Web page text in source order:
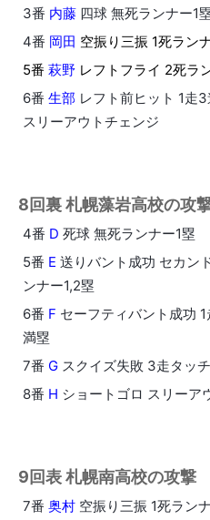
3番 内藤 四球 無死ランナー1
4番 岡田 空振り三振 1死ラン
5番 萩野 レフトフライ 2死ラ
6番 生部 レフト前ヒット 1走
スリーアウトチェンジ
8回裏 札幌藻岩高校の攻
4番 D 死球 無死ランナー1塁
5番 E 送りバント成功 セカン
ンナー1,2塁
6番 F セーフティバント成功
満塁
7番 G スクイズ失敗 3走タッ
8番 H ショートゴロ スリーア
9回表 札幌南高校の攻撃
7番 奥村 空振り三振 1死ラン